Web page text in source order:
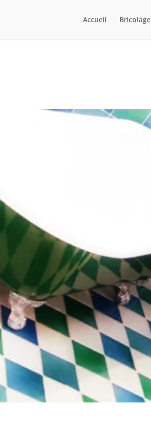
Accueil Bricolage